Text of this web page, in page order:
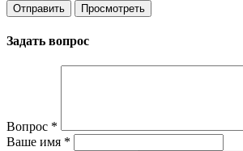
Задать вопрос
Вопрос *
Ваше имя *